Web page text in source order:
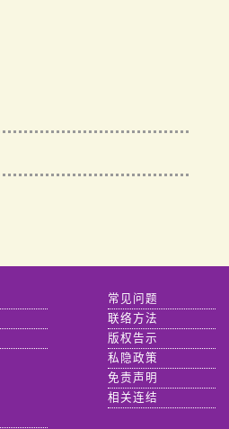
常见问题
联络方法
版权告示
私隐政策
免责声明
相关连结